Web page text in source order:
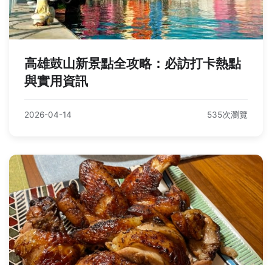
高雄鼓山新景點全攻略：必訪打卡熱點
與實用資訊
2026-04-14 535次瀏覽